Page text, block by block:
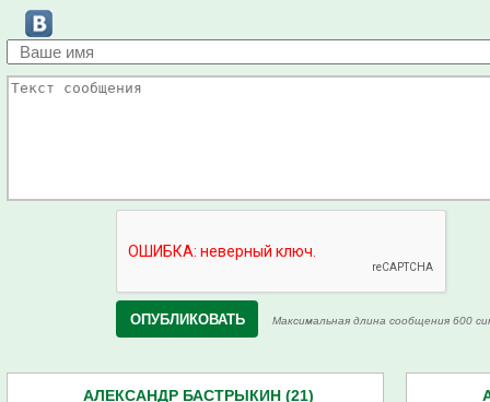
Максимальная длина сообщения 600
АЛЕКСАНДР БАСТРЫКИН (21)